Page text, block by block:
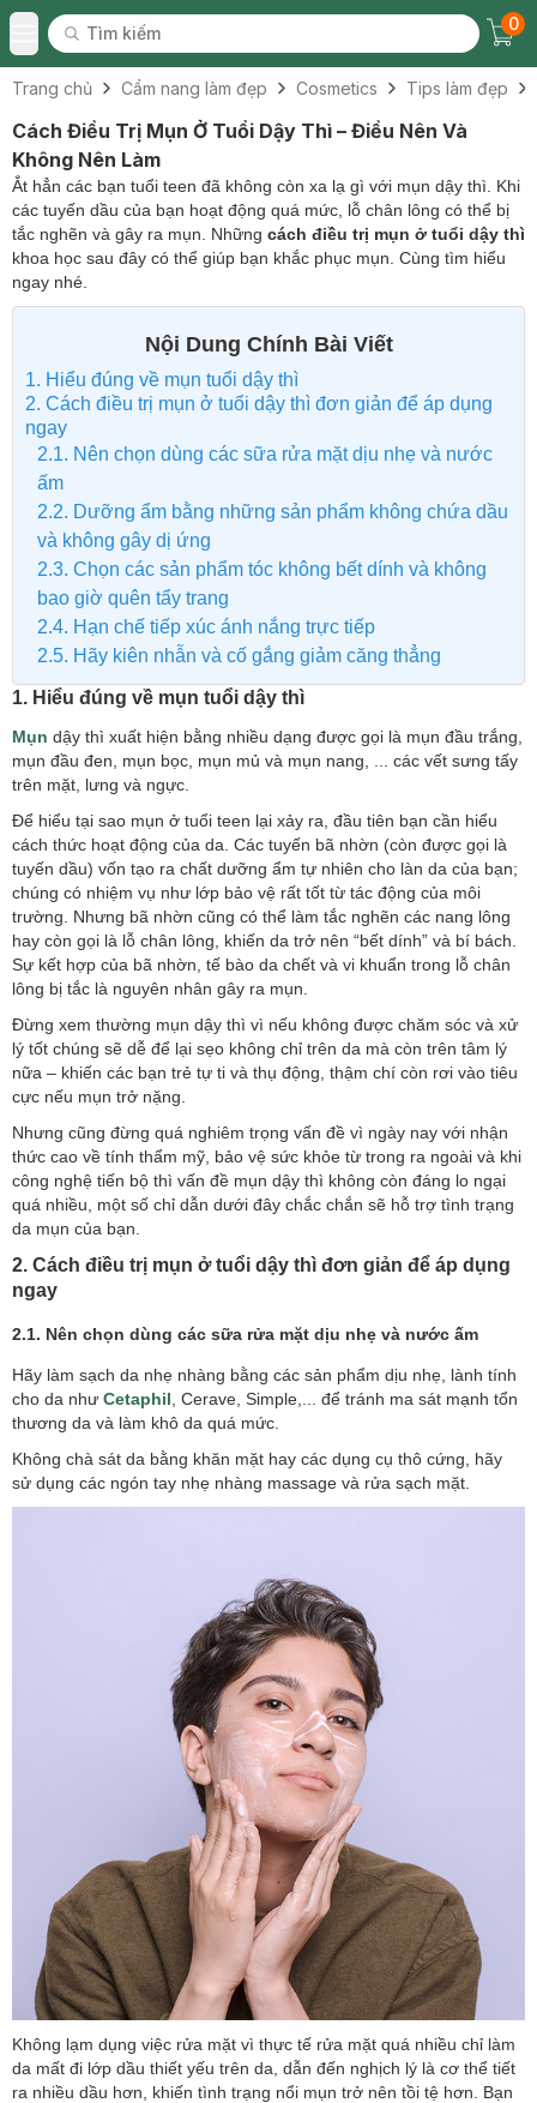
Toggle Menu
Tìm kiếm
Tìm kiếm
0
Trang chủ Cẩm nang làm đẹp Cosmetics Tips làm đẹp
Cách Điều Trị Mụn Ở Tuổi Dậy Thì – Điều Nên Và
Không Nên Làm
Ắt hẳn các bạn tuổi teen đã không còn xa lạ gì với mụn dậy thì. Khi
các tuyến dầu của bạn hoạt động quá mức, lỗ chân lông có thể bị
tắc nghẽn và gây ra mụn. Những cách điều trị mụn ở tuổi dậy thì
khoa học sau đây có thể giúp bạn khắc phục mụn. Cùng tìm hiểu
ngay nhé.
Nội Dung Chính Bài Viết
1. Hiểu đúng về mụn tuổi dậy thì
2. Cách điều trị mụn ở tuổi dậy thì đơn giản để áp dụng
ngay
2.1. Nên chọn dùng các sữa rửa mặt dịu nhẹ và nước
ấm
2.2. Dưỡng ẩm bằng những sản phẩm không chứa dầu
và không gây dị ứng
2.3. Chọn các sản phẩm tóc không bết dính và không
bao giờ quên tẩy trang
2.4. Hạn chế tiếp xúc ánh nắng trực tiếp
2.5. Hãy kiên nhẫn và cố gắng giảm căng thẳng
1. Hiểu đúng về mụn tuổi dậy thì
Mụn dậy thì xuất hiện bằng nhiều dạng được gọi là mụn đầu trắng,
mụn đầu đen, mụn bọc, mụn mủ và mụn nang, ... các vết sưng tấy
trên mặt, lưng và ngực.
Để hiểu tại sao mụn ở tuổi teen lại xảy ra, đầu tiên bạn cần hiểu
cách thức hoạt động của da. Các tuyến bã nhờn (còn được gọi là
tuyến dầu) vốn tạo ra chất dưỡng ẩm tự nhiên cho làn da của bạn;
chúng có nhiệm vụ như lớp bảo vệ rất tốt từ tác động của môi
trường. Nhưng bã nhờn cũng có thể làm tắc nghẽn các nang lông
hay còn gọi là lỗ chân lông, khiến da trở nên “bết dính” và bí bách.
Sự kết hợp của bã nhờn, tế bào da chết và vi khuẩn trong lỗ chân
lông bị tắc là nguyên nhân gây ra mụn.
Đừng xem thường mụn dậy thì vì nếu không được chăm sóc và xử
lý tốt chúng sẽ dễ để lại sẹo không chỉ trên da mà còn trên tâm lý
nữa – khiến các bạn trẻ tự ti và thụ động, thậm chí còn rơi vào tiêu
cực nếu mụn trở nặng.
Nhưng cũng đừng quá nghiêm trọng vấn đề vì ngày nay với nhận
thức cao về tính thẩm mỹ, bảo vệ sức khỏe từ trong ra ngoài và khi
công nghệ tiến bộ thì vấn đề mụn dậy thì không còn đáng lo ngại
quá nhiều, một số chỉ dẫn dưới đây chắc chắn sẽ hỗ trợ tình trạng
da mụn của bạn.
2. Cách điều trị mụn ở tuổi dậy thì đơn giản để áp dụng
ngay
2.1. Nên chọn dùng các sữa rửa mặt dịu nhẹ và nước ấm
Hãy làm sạch da nhẹ nhàng bằng các sản phẩm dịu nhẹ, lành tính
cho da như Cetaphil , Cerave, Simple,... để tránh ma sát mạnh tổn
thương da và làm khô da quá mức.
Không chà sát da bằng khăn mặt hay các dụng cụ thô cứng, hãy
sử dụng các ngón tay nhẹ nhàng massage và rửa sạch mặt.
Không lạm dụng việc rửa mặt vì thực tế rửa mặt quá nhiều chỉ làm
da mất đi lớp dầu thiết yếu trên da, dẫn đến nghịch lý là cơ thể tiết
ra nhiều dầu hơn, khiến tình trạng nổi mụn trở nên tồi tệ hơn. Bạn